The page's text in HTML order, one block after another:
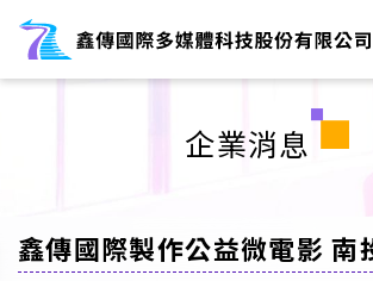
企業消息
鑫傳國際製作公益微電影 南